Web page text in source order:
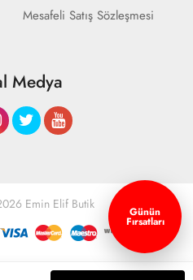
Mesafeli Satış Sözleşmesi
Medya
Emin Elif Butik
by innovation
Günün
Fırsatları